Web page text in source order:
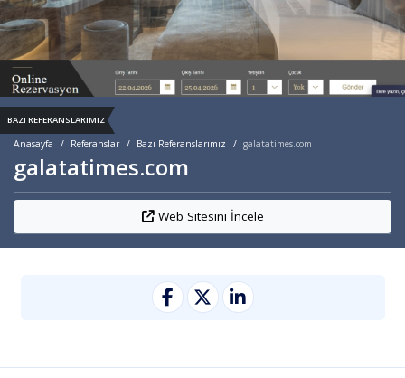
Anasayfa Referanslar Bazı Referanslarımız galatatimes.com
galatatimes.com
BAZI REFERANSLARIMIZ
Web Sitesini İncele